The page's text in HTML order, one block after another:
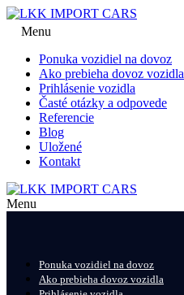
Menu
Ponuka vozidiel na dovoz
Ako prebieha dovoz vozidla
Prihlásenie vozidla
Časté otázky a odpovede
Referencie
Blog
Uložené
Kontakt
Menu
Ponuka vozidiel na dovoz
Ako prebieha dovoz vozidla